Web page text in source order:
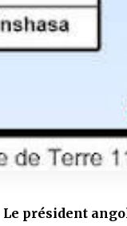
Le président